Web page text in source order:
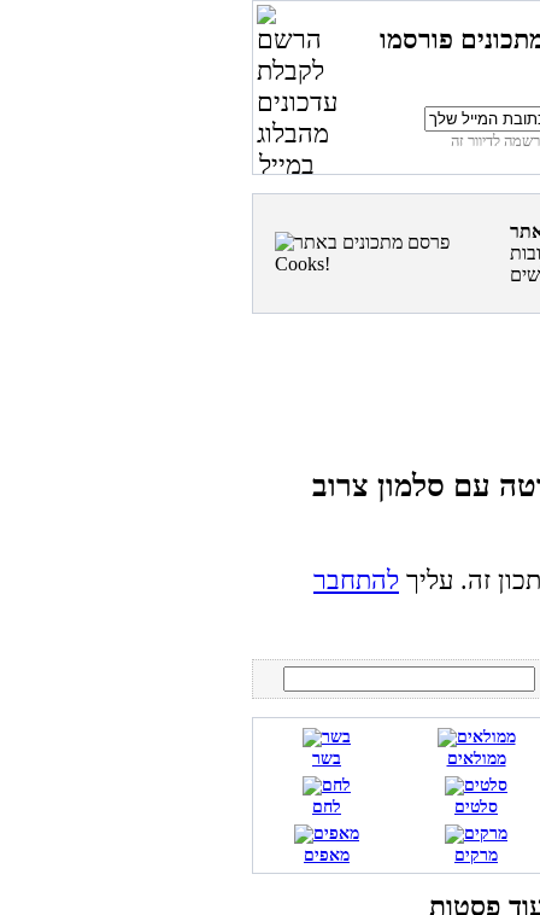
פורסמו
עם סלמון צרוב
זה. עליך להתחבר
בשר ממולאים
לחם סלטים
מאפים מרקים